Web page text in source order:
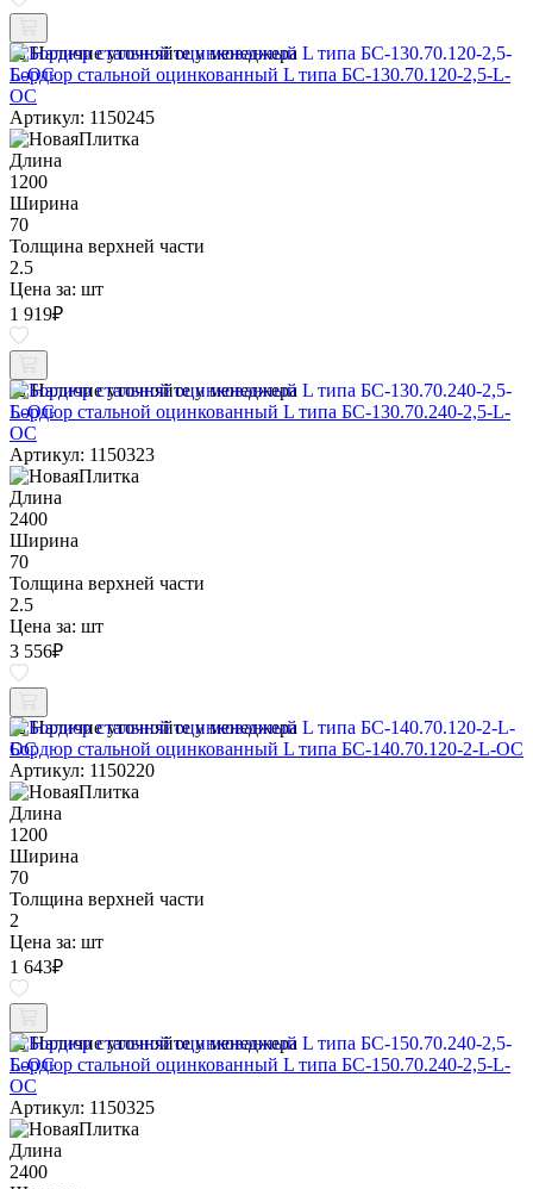
Наличие уточняйте у менеджера
Бордюр стальной оцинкованный L типа БС-130.70.120-2,5-L-
ОС
Артикул: 1150245
Длина
1200
Ширина
70
Толщина верхней части
2.5
Цена за: шт
1 919₽
Наличие уточняйте у менеджера
Бордюр стальной оцинкованный L типа БС-130.70.240-2,5-L-
ОС
Артикул: 1150323
Длина
2400
Ширина
70
Толщина верхней части
2.5
Цена за: шт
3 556₽
Наличие уточняйте у менеджера
Бордюр стальной оцинкованный L типа БС-140.70.120-2-L-ОС
Артикул: 1150220
Длина
1200
Ширина
70
Толщина верхней части
2
Цена за: шт
1 643₽
Наличие уточняйте у менеджера
Бордюр стальной оцинкованный L типа БС-150.70.240-2,5-L-
ОС
Артикул: 1150325
Длина
2400